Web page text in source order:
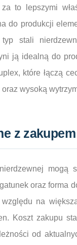
to lepszymi
do produkcji
stali
ją idealną do
które łączą
wysoką
z
oraz forma
na
Koszt zakupu
od